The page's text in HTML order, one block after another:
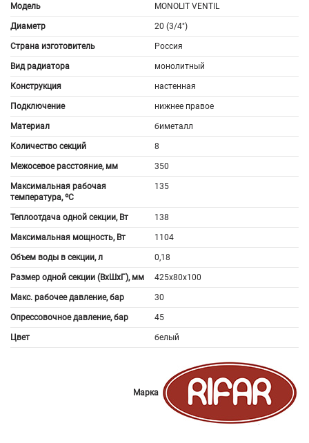
Модель MONOLIT VENTIL
Диаметр 20 (3/4")
Страна изготовитель Россия
Вид радиатора монолитный
Конструкция настенная
Подключение нижнее правое
Материал биметалл
Количество секций 8
Межосевое расстояние, мм 350
Максимальная рабочая
температура, ºС
135
Теплоотдача одной секции, Вт 138
Максимальная мощность, Вт 1104
Объем воды в секции, л 0,18
Размер одной секции (ВхШхГ), мм 425x80x100
Макс. рабочее давление, бар 30
Опрессовочное давление, бар 45
Цвет белый
Марка